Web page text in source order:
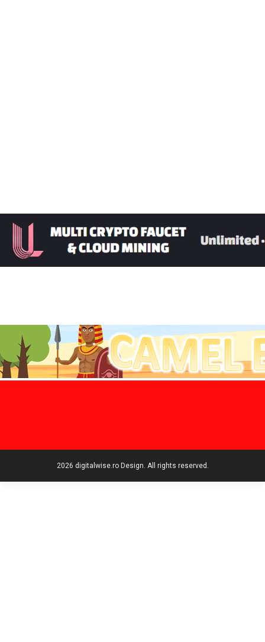
2026 digitalwise.ro Design. All rights reserved.